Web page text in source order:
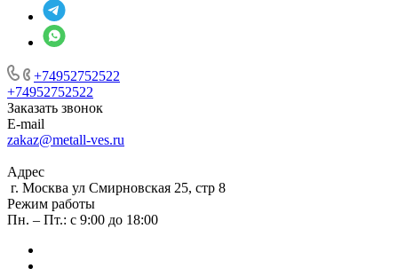
+74952752522
+74952752522
Заказать звонок
E-mail
zakaz@metall-ves.ru
Адрес
г. Москва ул Смирновская 25, стр 8
Режим работы
Пн. – Пт.: с 9:00 до 18:00